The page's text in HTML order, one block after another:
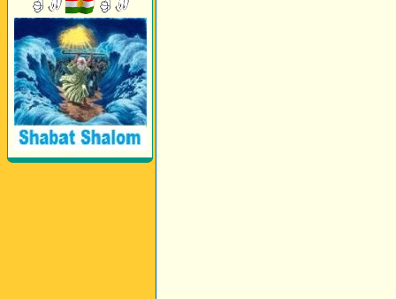
Perwerde ya Zimanê
Kurdî û Îngîlîzî